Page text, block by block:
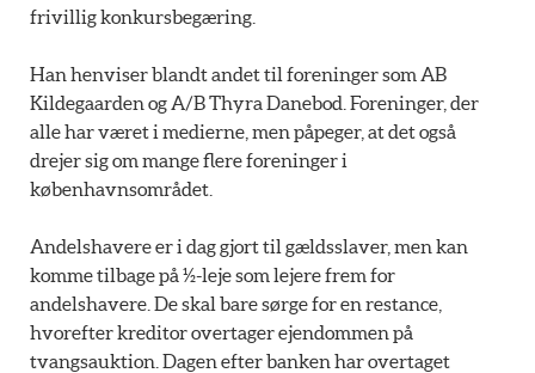
frivillig konkursbegæring.
Han henviser blandt andet til foreninger som AB
Kildegaarden og A/B Thyra Danebod. Foreninger, der
alle har været i medierne, men påpeger, at det også
drejer sig om mange flere foreninger i
københavnsområdet.
Andelshavere er i dag gjort til gældsslaver, men kan
komme tilbage på ½-leje som lejere frem for
andelshavere. De skal bare sørge for en restance,
hvorefter kreditor overtager ejendommen på
tvangsauktion. Dagen efter banken har overtaget